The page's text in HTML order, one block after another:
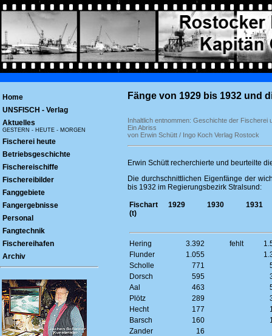
Home
UNSFISCH - Verlag
Aktuelles
GESTERN - HEUTE - MORGEN
Fischerei heute
Betriebsgeschichte
Fischereischiffe
Fischereibilder
Fanggebiete
Fangergebnisse
Personal
Fangtechnik
Fischereihafen
Archiv
Fänge von 1929 bis 1932 und
Inhaltlich entnommen: Geschichte der
Ein Abriss
von Erwin Schütt / Ingo Koch Verlag Rostock
Erwin Schütt recherchierte und beurteilte
Die durchschnittlichen Eigenfänge der
bis 1932 im Regierungsbezirk Stralsund:
Fischart
(t)
1929 1930 1931
Hering 3.392 fehlt
Flunder
1.055
Scholle
771
Dorsch
595
Aal
463
Plötz
289
Hecht
177
Barsch
160
Zander
16